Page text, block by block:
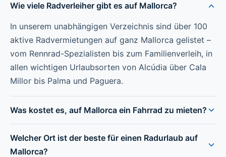
Wie viele Radverleiher gibt es auf Mallorca?
In unserem unabhängigen Verzeichnis sind über 100
aktive Radvermietungen auf ganz Mallorca gelistet –
vom Rennrad-Spezialisten bis zum Familienverleih, in
allen wichtigen Urlaubsorten von Alcúdia über Cala
Millor bis Palma und Paguera.
Was kostet es, auf Mallorca ein Fahrrad zu mieten?
Welcher Ort ist der beste für einen Radurlaub auf
Mallorca?